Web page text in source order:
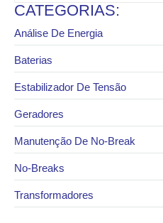
CATEGORIAS:
Análise De Energia
Baterias
Estabilizador De Tensão
Geradores
Manutenção De No-Break
No-Breaks
Transformadores